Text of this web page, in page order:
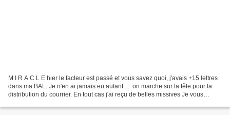
M I R A C L E hier le facteur est passé et vous savez quoi, j'avais +15 lettres
dans ma BAL. Je n'en ai jamais eu autant .... on marche sur la tête pour la
distribution du courrier. En tout cas j'ai reçu de belles missives Je vous